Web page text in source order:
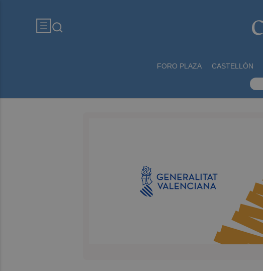
FORO PLAZA CASTELLÓN